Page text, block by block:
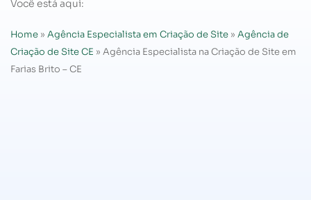
Você está aqui:
Home » Agência Especialista em Criação de Site » Agência de
Criação de Site CE » Agência Especialista na Criação de Site em
Farias Brito – CE